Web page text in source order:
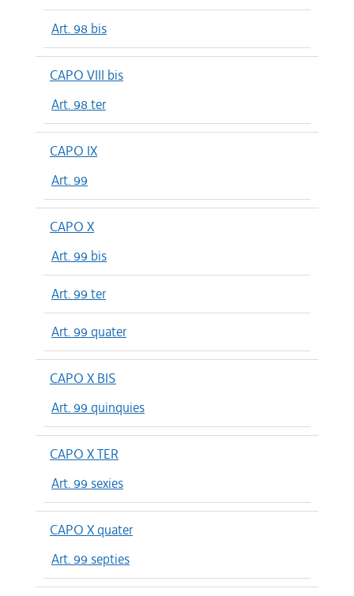
Art. 98 bis
CAPO VIII bis
Art. 98 ter
CAPO IX
Art. 99
CAPO X
Art. 99 bis
Art. 99 ter
Art. 99 quater
CAPO X BIS
Art. 99 quinquies
CAPO X TER
Art. 99 sexies
CAPO X quater
Art. 99 septies